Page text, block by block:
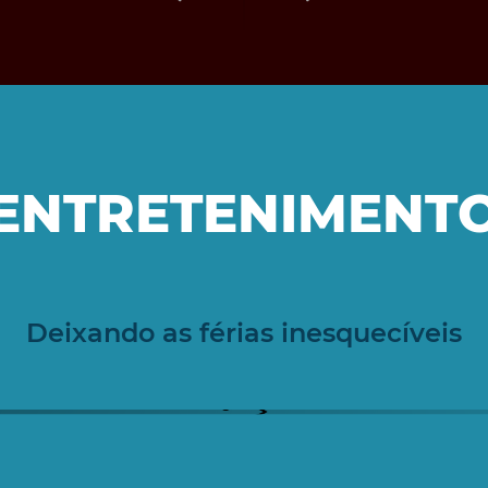
Deixando as férias inesquecíveis